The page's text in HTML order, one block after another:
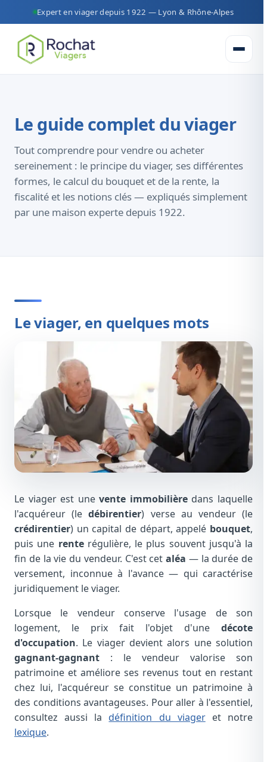
Expert en viager depuis 1922 — Lyon & Rhône-Alpes
Ouvrir
Le guide complet du viager
Tout comprendre pour vendre ou acheter
sereinement : le principe du viager, ses différentes
formes, le calcul du bouquet et de la rente, la
fiscalité et les notions clés — expliqués simplement
par une maison experte depuis 1922.
Le viager, en quelques mots
Le viager est unevente immobilièredans laquelle
l'acquéreur (ledébirentier) verse au vendeur (le
crédirentier) un capital de départ, appelé bouquet,
puis une renterégulière, le plus souvent jusqu'à la
fin de la vie du vendeur. C'est cet aléa — la durée de
versement, inconnue à l'avance — qui caractérise
juridiquement le viager.
Lorsque le vendeur conserve l'usage de son
logement, le prix fait l'objet d'une décote
d'occupation. Le viager devient alors une solution
gagnant-gagnant : le vendeur valorise son
patrimoine et améliore ses revenus tout en restant
chez lui, l'acquéreur se constitue un patrimoine à
des conditions avantageuses. Pour aller à l'essentiel,
consultez aussi ladéfinition du viageret notre
lexique.